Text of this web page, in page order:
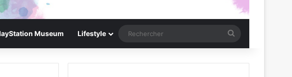
Museum Lifestyle